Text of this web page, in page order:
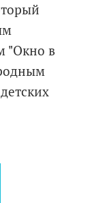
"Окно в
-
ценный,